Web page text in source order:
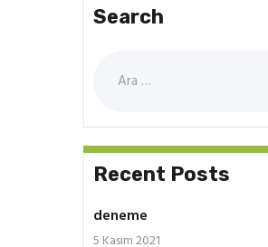
Search
Recent Posts
deneme
5 Kasım 2021